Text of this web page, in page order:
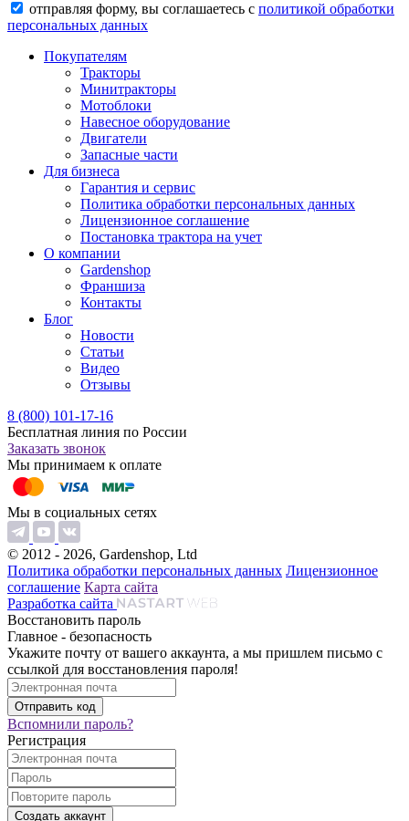
отправляя форму, вы соглашаетесь с политикой обработки
персональных данных
Покупателям
Тракторы
Минитракторы
Мотоблоки
Навесное оборудование
Двигатели
Запасные части
Для бизнеса
Гарантия и сервис
Политика обработки персональных данных
Лицензионное соглашение
Постановка трактора на учет
О компании
Gardenshop
Франшиза
Контакты
Блог
Новости
Статьи
Видео
Отзывы
8 (800) 101-17-16
Бесплатная линия по России
Заказать звонок
Мы принимаем к оплате
Мы в социальных сетях
© 2012 - 2026, Gardenshop, Ltd
Политика обработки персональных данных Лицензионное
соглашение Карта сайта
Разработка сайта
Восстановить пароль
Главное - безопасность
Укажите почту от вашего аккаунта, а мы пришлем письмо с
ссылкой для восстановления пароля!
Вспомнили пароль?
Регистрация